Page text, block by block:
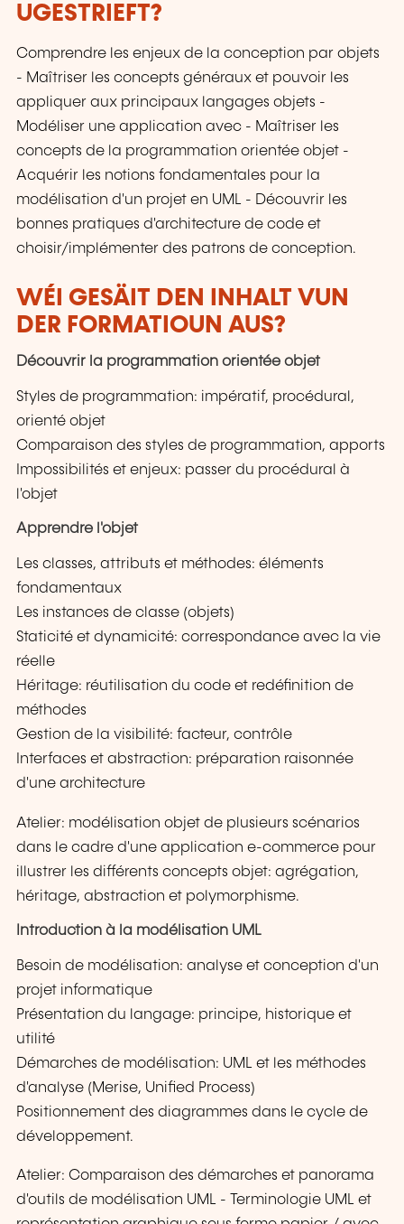
UGESTRIEFT?
Comprendre les enjeux de la conception par objets
- Maîtriser les concepts généraux et pouvoir les
appliquer aux principaux langages objets -
Modéliser une application avec - Maîtriser les
concepts de la programmation orientée objet -
Acquérir les notions fondamentales pour la
modélisation d'un projet en UML - Découvrir les
bonnes pratiques d'architecture de code et
choisir/implémenter des patrons de conception.
WÉI GESÄIT DEN INHALT VUN
DER FORMATIOUN AUS?
Découvrir la programmation orientée objet
Styles de programmation: impératif, procédural,
orienté objet
Comparaison des styles de programmation, apports
Impossibilités et enjeux: passer du procédural à
l'objet
Apprendre l'objet
Les classes, attributs et méthodes: éléments
fondamentaux
Les instances de classe (objets)
Staticité et dynamicité: correspondance avec la vie
réelle
Héritage: réutilisation du code et redéfinition de
méthodes
Gestion de la visibilité: facteur, contrôle
Interfaces et abstraction: préparation raisonnée
d'une architecture
Atelier: modélisation objet de plusieurs scénarios
dans le cadre d'une application e-commerce pour
illustrer les différents concepts objet: agrégation,
héritage, abstraction et polymorphisme.
Introduction à la modélisation UML
Besoin de modélisation: analyse et conception d'un
projet informatique
Présentation du langage: principe, historique et
utilité
Démarches de modélisation: UML et les méthodes
d'analyse (Merise, Unified Process)
Positionnement des diagrammes dans le cycle de
développement.
Atelier: Comparaison des démarches et panorama
d'outils de modélisation UML - Terminologie UML et